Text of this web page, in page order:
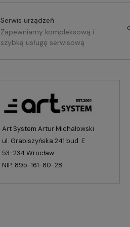
Serwis urządzeń
Zapewniamy kompleksową i
szybką usługę serwisową
Art System Artur Michałowski
ul. Grabiszyńska 241 bud. E
53-234 Wrocław
NIP: 895-161-80-28